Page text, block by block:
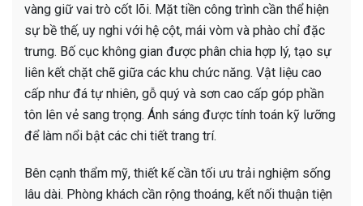
vàng giữ vai trò cốt lõi. Mặt tiền công trình cần thể hiện
sự bề thế, uy nghi với hệ cột, mái vòm và phào chỉ đặc
trưng. Bố cục không gian được phân chia hợp lý, tạo sự
liên kết chặt chẽ giữa các khu chức năng. Vật liệu cao
cấp như đá tự nhiên, gỗ quý và sơn cao cấp góp phần
tôn lên vẻ sang trọng. Ánh sáng được tính toán kỹ lưỡng
để làm nổi bật các chi tiết trang trí.
Bên cạnh thẩm mỹ, thiết kế cần tối ưu trải nghiệm sống
lâu dài. Phòng khách cần rộng thoáng, kết nối thuận tiện